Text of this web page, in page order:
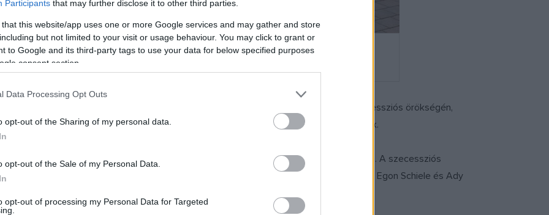
Participants that may further disclose it to other third parties.
that this website/app uses one or more Google services and may gather and store
but not limited to your visit or usage behaviour. You may click to grant or
to Google and its third-party tags to use your data for below specified purposes
consent section.
Data Processing Opt Outs
opt-out of the Sharing of my personal data.
opt-out of the Sale of my Personal Data.
opt-out of processing my Personal Data for Targeted
posztos
részt. Korhű ruhákba öltözött idegenvezetők vezetik végig őket a negyed szecessziós örökségén,
ékszerkészítést, továbbá egy izgalmas irodalmi beszélgetésen is részt vehetnek.
az eozintechnika világát és a korszak meghatározó alkotóit egy séta keretében. A szecessziós
emblematikus alkotói, mint Gaudí, Lechner Ödön, Rippl-Rónai József, Gustav Klimt, Egon Schiele és Ady